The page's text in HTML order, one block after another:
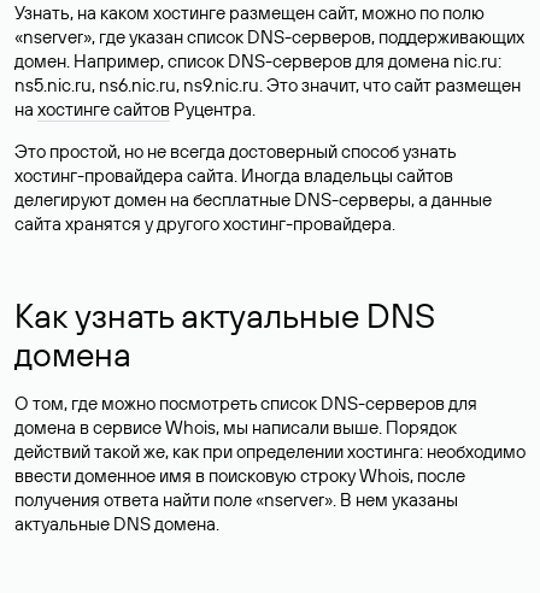
Узнать, на каком хостинге размещен сайт, можно по полю
«nserver», где указан список DNS-серверов, поддерживающих
домен. Например, список DNS-серверов для домена nic.ru:
ns5.nic.ru, ns6.nic.ru, ns9.nic.ru. Это значит, что сайт размещен
на хостинге сайтов Руцентра.
Это простой, но не всегда достоверный способ узнать
хостинг-провайдера сайта. Иногда владельцы сайтов
делегируют домен на бесплатные DNS-серверы, а данные
сайта хранятся у другого хостинг-провайдера.
Как узнать актуальные DNS
домена
О том, где можно посмотреть список DNS-серверов для
домена в сервисе Whois, мы написали выше. Порядок
действий такой же, как при определении хостинга: необходимо
ввести доменное имя в поисковую строку Whois, после
получения ответа найти поле «nserver». В нем указаны
актуальные DNS домена.